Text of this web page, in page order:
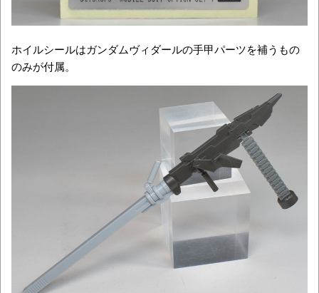
ホイルシールはガンダムヴィダールの手甲パーツを補うもの
のみが付属。